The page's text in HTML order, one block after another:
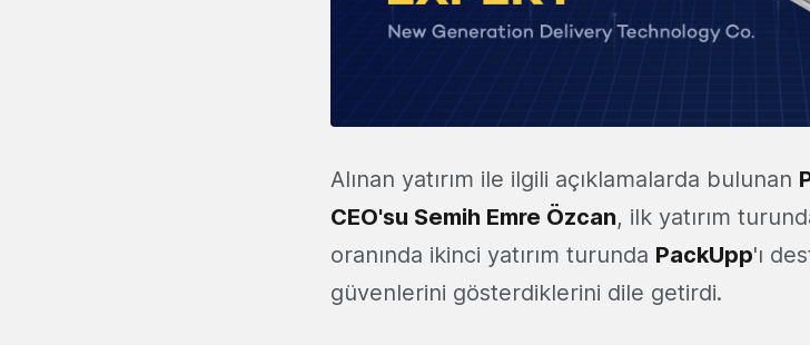
Alınan yatırım ile ilgili açıklamalarda bulunan
CEO'su Semih Emre Özcan, ilk yatırım
oranında ikinci yatırım turunda PackUpp'ı
güvenlerini gösterdiklerini dile getirdi.